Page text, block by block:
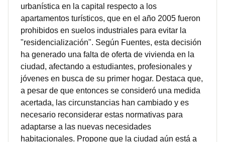
urbanística en la capital respecto a los
apartamentos turísticos, que en el año 2005 fueron
prohibidos en suelos industriales para evitar la
"residencialización". Según Fuentes, esta decisión
ha generado una falta de oferta de vivienda en la
ciudad, afectando a estudiantes, profesionales y
jóvenes en busca de su primer hogar. Destaca que,
a pesar de que entonces se consideró una medida
acertada, las circunstancias han cambiado y es
necesario reconsiderar estas normativas para
adaptarse a las nuevas necesidades
habitacionales. Propone que la ciudad aún está a